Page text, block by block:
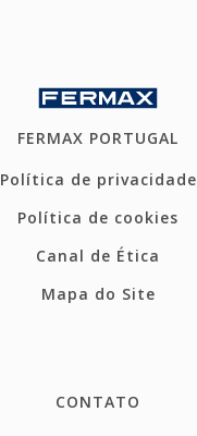
FERMAX PORTUGAL
Política de privacidade
Política de cookies
Canal de Ética
Mapa do Site
CONTATO